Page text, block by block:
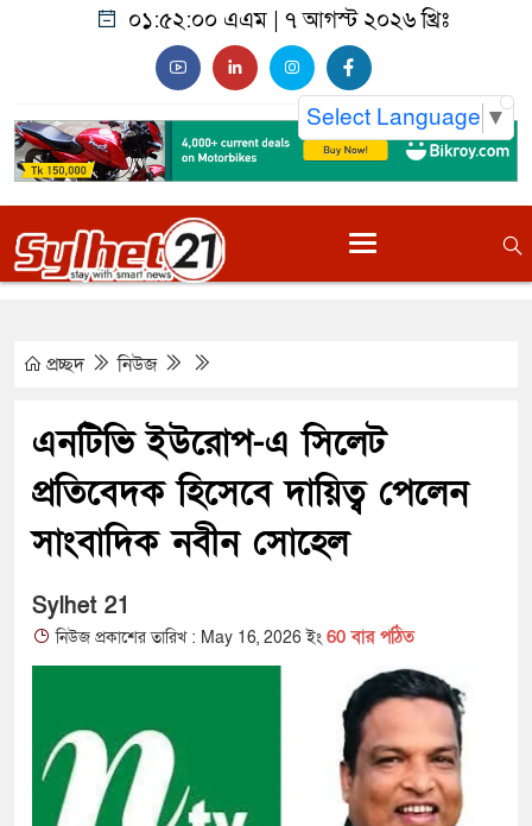
০১:৫২:০১ এএম| ৭ আগস্ট ২০২৬ খ্রিঃ
Select Language ▼
প্রচ্ছদ নিউজ
এনটিভি ইউরোপ-এ সিলেট
প্রতিবেদক হিসেবে দায়িত্ব পেলেন
সাংবাদিক নবীন সোহেল
Sylhet 21
নিউজ প্রকাশের তারিখ : May 16, 2026 ইং 60 বার পঠিত